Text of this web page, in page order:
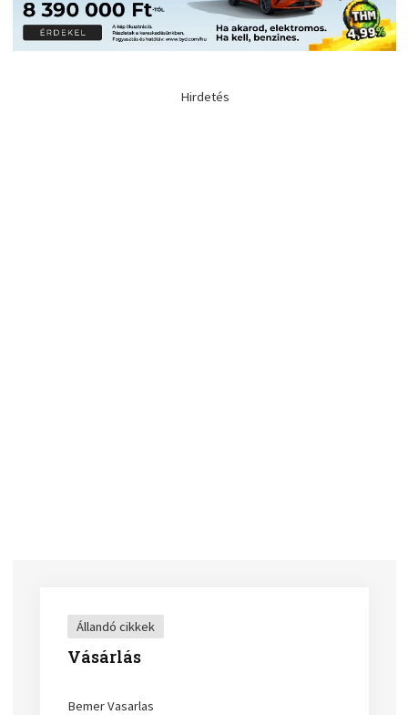
Hirdetés
Állandó cikkek
Vásárlás
Bemer Vasarlas